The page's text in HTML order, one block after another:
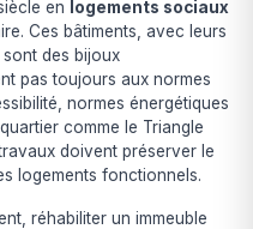
en
logements sociaux
Ces bâtiments, avec leurs
des bijoux
pas toujours aux normes
normes énergétiques
comme le Triangle
doivent préserver le
logements fonctionnels.
réhabiliter un immeuble